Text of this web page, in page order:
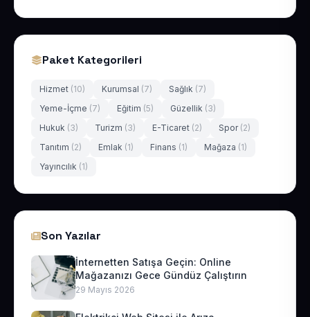
Paket Kategorileri
Hizmet (10) Kurumsal (7) Sağlık (7)
Yeme-İçme (7) Eğitim (5) Güzellik (3)
Hukuk (3) Turizm (3) E-Ticaret (2) Spor (2)
Tanıtım (2) Emlak (1) Finans (1) Mağaza (1)
Yayıncılık (1)
Son Yazılar
İnternetten Satışa Geçin: Online
Mağazanızı Gece Gündüz Çalıştırın
29 Mayıs 2026